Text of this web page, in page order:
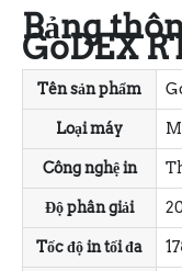
Bảng
GoDEX
Tên sản phẩm
Loại máy
Công nghệ in
Độ phân giải
Tốc độ in tối đa